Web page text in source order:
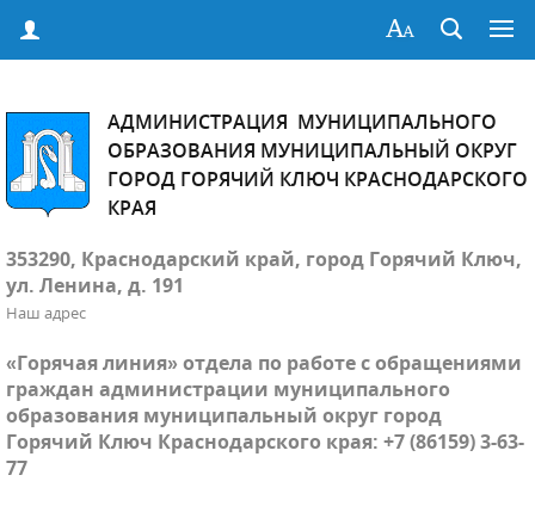
АДМИНИСТРАЦИЯ МУНИЦИПАЛЬНОГО
ОБРАЗОВАНИЯ МУНИЦИПАЛЬНЫЙ ОКРУГ
ГОРОД ГОРЯЧИЙ КЛЮЧ КРАСНОДАРСКОГО
КРАЯ
353290, Краснодарский край, город Горячий Ключ,
ул. Ленина, д. 191
Наш адрес
«Горячая линия» отдела по работе с обращениями
граждан администрации муниципального
образования муниципальный округ город
Горячий Ключ Краснодарского края: +7 (86159) 3-63-
77